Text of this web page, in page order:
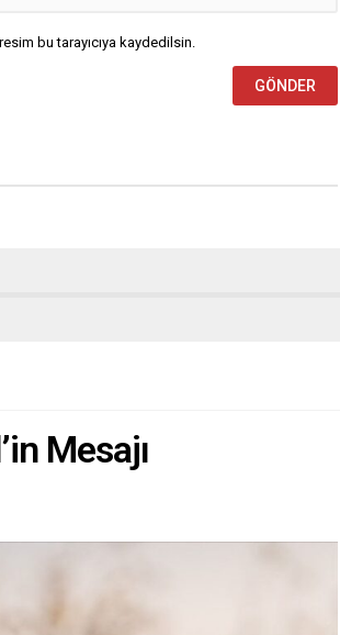
bu tarayıcıya kaydedilsin.
Mesajı